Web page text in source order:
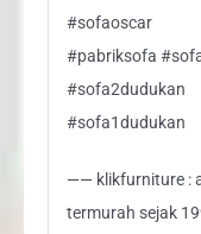
#sofaoscar
#pabriksofa
#sofa2dudukan
#sofa1dudukan
—— klikfurniture :
termurah sejak